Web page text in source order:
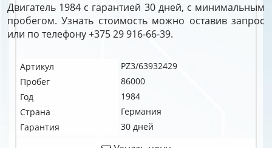
Двигатель 1984 с гарантией 30 дней, с минимальным
пробегом. Узнать стоимость можно оставив запрос
или по телефону +375 29 916-66-39.
Артикул
PZ3/63932429
Пробег
86000
Год
1984
Страна
Германия
Гарантия
30 дней